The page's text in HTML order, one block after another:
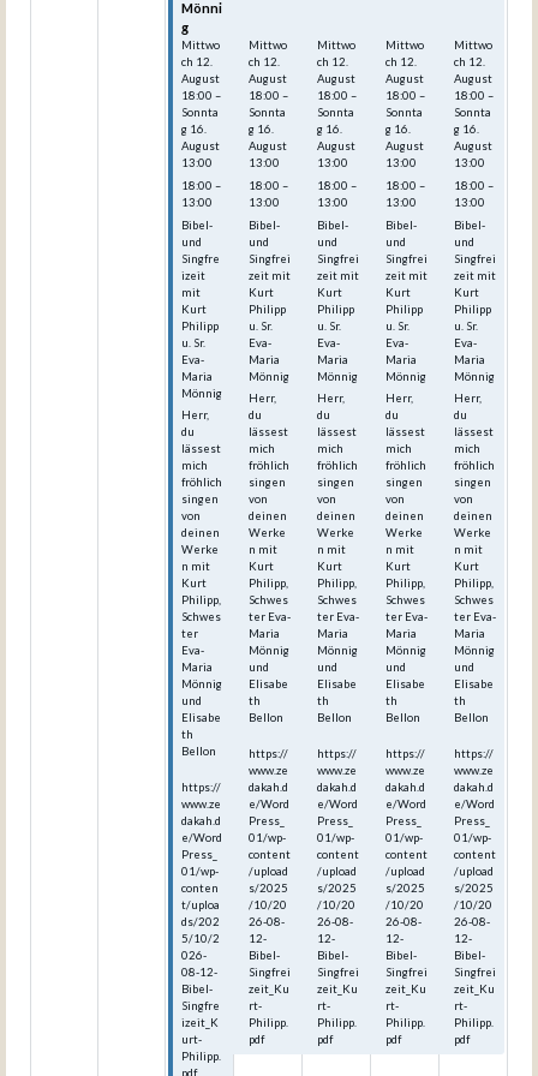
Mönni
g
Mittwo
ch 12.
August
18:00 –
Sonnta
g 16.
August
13:00
18:00 –
13:00
Bibel-
und
Singfre
izeit
mit
Kurt
Philipp
u. Sr.
Eva-
Maria
Mönnig
Herr,
du
lässest
mich
fröhlich
singen
von
deinen
Werke
n mit
Kurt
Philipp,
Schwes
ter
Eva-
Maria
Mönnig
und
Elisabe
th
Bellon
https://
www.ze
dakah.d
e/Word
Press_
01/wp-
conten
t/uploa
ds/202
5/10/2
026-
08-12-
Bibel-
Singfre
izeit_K
urt-
Philipp.
pdf
Mittwo
ch 12.
August
18:00 –
Sonnta
g 16.
August
13:00
18:00 –
13:00
Bibel-
und
Singfrei
zeit mit
Kurt
Philipp
u. Sr.
Eva-
Maria
Mönnig
Herr,
du
lässest
mich
fröhlich
singen
von
deinen
Werke
n mit
Kurt
Philipp,
Schwes
ter Eva-
Maria
Mönnig
und
Elisabe
th
Bellon
https://
www.ze
dakah.d
e/Word
Press_
01/wp-
content
/upload
s/2025
/10/20
26-08-
12-
Bibel-
Singfrei
zeit_Ku
rt-
Philipp.
pdf
Mittwo
ch 12.
August
18:00 –
Sonnta
g 16.
August
13:00
18:00 –
13:00
Bibel-
und
Singfrei
zeit mit
Kurt
Philipp
u. Sr.
Eva-
Maria
Mönnig
Herr,
du
lässest
mich
fröhlich
singen
von
deinen
Werke
n mit
Kurt
Philipp,
Schwes
ter Eva-
Maria
Mönnig
und
Elisabe
th
Bellon
https://
www.ze
dakah.d
e/Word
Press_
01/wp-
content
/upload
s/2025
/10/20
26-08-
12-
Bibel-
Singfrei
zeit_Ku
rt-
Philipp.
pdf
Mittwo
ch 12.
August
18:00 –
Sonnta
g 16.
August
13:00
18:00 –
13:00
Bibel-
und
Singfrei
zeit mit
Kurt
Philipp
u. Sr.
Eva-
Maria
Mönnig
Herr,
du
lässest
mich
fröhlich
singen
von
deinen
Werke
n mit
Kurt
Philipp,
Schwes
ter Eva-
Maria
Mönnig
und
Elisabe
th
Bellon
https://
www.ze
dakah.d
e/Word
Press_
01/wp-
content
/upload
s/2025
/10/20
26-08-
12-
Bibel-
Singfrei
zeit_Ku
rt-
Philipp.
pdf
Mittwo
ch 12.
August
18:00 –
Sonnta
g 16.
August
13:00
18:00 –
13:00
Bibel-
und
Singfrei
zeit mit
Kurt
Philipp
u. Sr.
Eva-
Maria
Mönnig
Herr,
du
lässest
mich
fröhlich
singen
von
deinen
Werke
n mit
Kurt
Philipp,
Schwes
ter Eva-
Maria
Mönnig
und
Elisabe
th
Bellon
https://
www.ze
dakah.d
e/Word
Press_
01/wp-
content
/upload
s/2025
/10/20
26-08-
12-
Bibel-
Singfrei
zeit_Ku
rt-
Philipp.
pdf